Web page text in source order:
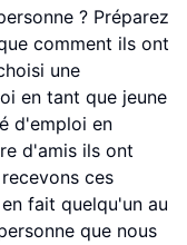
? Préparez
comment ils ont
une
en tant que jeune
d'emploi en
d'amis ils ont
ces
fait quelqu'un au
que nous